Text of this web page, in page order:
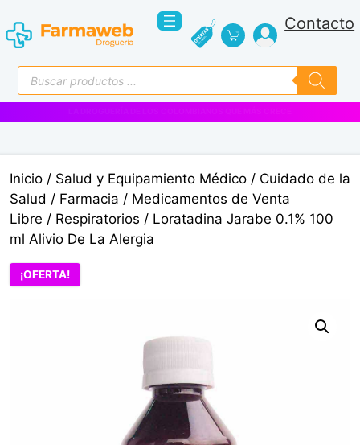
al
contenido
Contacto
Búsqueda
de
productos
Inicio / Salud y Equipamiento Médico / Cuidado de la
Salud / Farmacia / Medicamentos de Venta
Libre / Respiratorios / Loratadina Jarabe 0.1% 100
ml Alivio De La Alergia
¡OFERTA!